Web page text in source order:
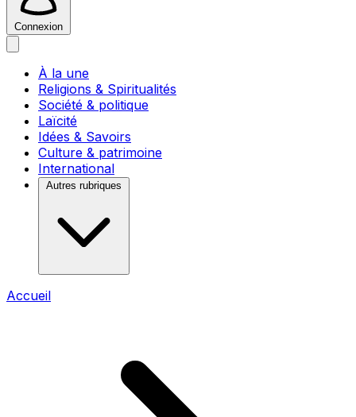
Connexion
À la une
Religions & Spiritualités
Société & politique
Laïcité
Idées & Savoirs
Culture & patrimoine
International
Autres rubriques
Accueil